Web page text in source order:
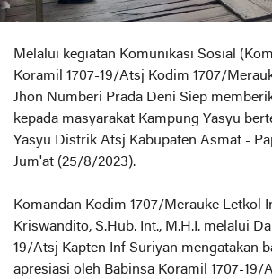
Melalui kegiatan Komunikasi Sosial
Koramil 1707-19/Atsj Kodim 1707/
Jhon Numberi Prada Deni Siep
kepada masyarakat Kampung Yasyu
Yasyu Distrik Atsj Kabupaten Asmat -
Jum'at (25/8/2023).
Komandan Kodim 1707/Merauke Letkol
Kriswandito, S.Hub. Int., M.H.I. melalui
19/Atsj Kapten Inf Suriyan mengatakan
apresiasi oleh Babinsa Koramil 1707-19/